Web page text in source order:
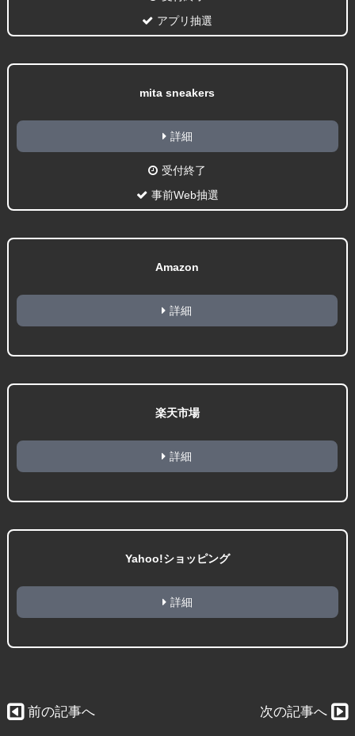
アプリ抽選
mita sneakers
詳細
受付終了
事前Web抽選
Amazon
詳細
楽天市場
詳細
Yahoo!ショッピング
詳細
前の記事へ 次の記事へ